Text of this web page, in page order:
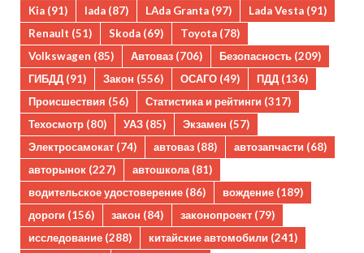
Kia (91) lada (87) LAda Granta (97) Lada Vesta (91)
Renault (51) Skoda (69) Toyota (78)
Volkswagen (85) Автоваз (706) Безопасность (209)
ГИБДД (91) Закон (556) ОСАГО (49) ПДД (136)
Происшествия (56) Статистика и рейтинги (317)
Техосмотр (80) УАЗ (85) Экзамен (57)
Электросамокат (74) автоваз (88) автозапчасти (68)
авторынок (227) автошкола(81)
водительское удостоверение (86) вождение (189)
дороги (156) закон (84) законопроект (79)
исследование (288) китайские автомобили (241)